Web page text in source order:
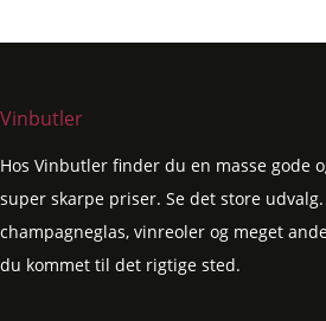
Vinbutler
Hos Vinbutler finder du en masse gode
super skarpe priser. Se det store
champagneglas, vinreoler og meget
du kommet til det rigtige sted.